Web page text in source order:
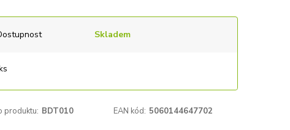
Skladem
produktu: BDT010 EAN kód: 5060144647702